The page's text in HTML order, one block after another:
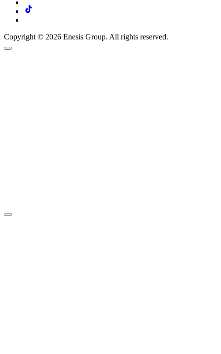
Copyright © 2026 Enesis Group. All rights reserved.